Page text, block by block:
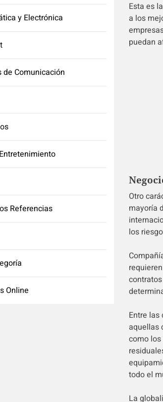
Esta es
a los
puedan
Otro
mayoría
los
Entre
aquellas
como
todo el
La
y Electrónica
de Comunicación
Referencias
Online